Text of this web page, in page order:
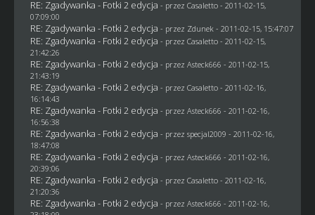
RE: Zgadywanka - Fotki 2 edycja - przez Casaletto- 2011-02-15,
07:09:00
RE: Zgadywanka - Fotki 2 edycja - przez Zdunek - 2011-02-15, 15:47:07
RE: Zgadywanka - Fotki 2 edycja - przez Casaletto- 2011-02-15,
21:42:26
RE: Zgadywanka - Fotki 2 edycja - przez Asteck666 - 2011-02-15,
21:43:19
RE: Zgadywanka - Fotki 2 edycja - przez Casaletto- 2011-02-16,
16:14:43
RE: Zgadywanka - Fotki 2 edycja - przez Asteck666 - 2011-02-16,
16:56:38
RE: Zgadywanka - Fotki 2 edycja - przez specjal2009 - 2011-02-16,
18:47:08
RE: Zgadywanka - Fotki 2 edycja - przez Asteck666 - 2011-02-16,
20:39:06
RE: Zgadywanka - Fotki 2 edycja - przez Casaletto- 2011-02-16,
21:20:36
RE: Zgadywanka - Fotki 2 edycja - przez Asteck666 - 2011-02-16,